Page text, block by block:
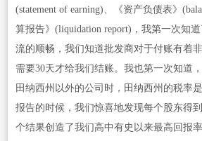
(statement of earning)、《资产负债表》
算报告》(liquidation report)，我第一次知
流的顺畅，我们知道批发商对于付账有着
需要30天才给我们结账。我也第一次知道
田纳西州以外的公司时，田纳西州的税率
报告的时候，我们惊喜地发现每个股东得
个结果创造了我们高中有史以来最高回报